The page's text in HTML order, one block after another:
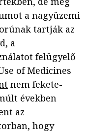
a nagyüzemi
tartják az
a
felügyelő
of Medicines
nem fekete-
években
az
hogy